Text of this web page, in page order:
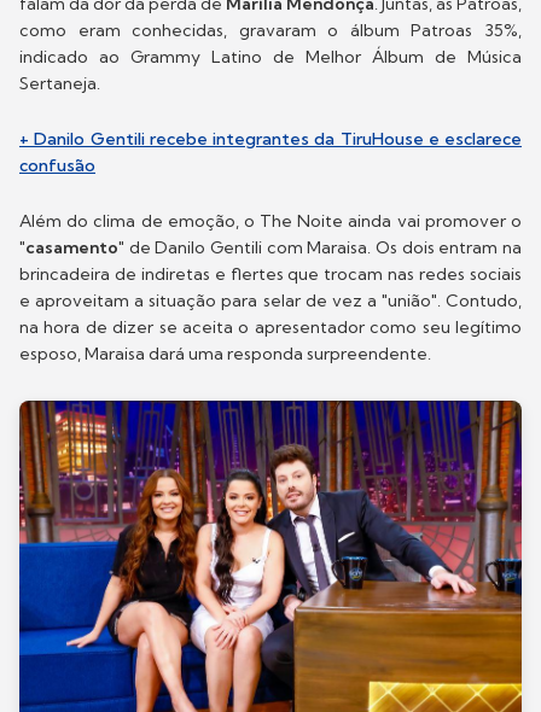
como eram conhecidas, gravaram o álbum Patroas 35%,
indicado ao Grammy Latino de Melhor Álbum de Música
Sertaneja.
+ Danilo Gentili recebe integrantes da TiruHouse e esclarece
confusão
Além do clima de emoção, o The Noite ainda vai promover o
"casamento" de Danilo Gentili com Maraisa. Os dois entram na
brincadeira de indiretas e flertes que trocam nas redes sociais
e aproveitam a situação para selar de vez a "união". Contudo,
na hora de dizer se aceita o apresentador como seu legítimo
esposo, Maraisa dará uma responda surpreendente.